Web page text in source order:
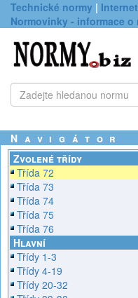
Technické normy |
Normovinky - informace
Navigátor
Zvolené třídy
Třída 72
Třída 73
Třída 74
Třída 75
Třída 76
Hlavní
Třídy 1-3
Třídy 4-19
Třídy 20-32